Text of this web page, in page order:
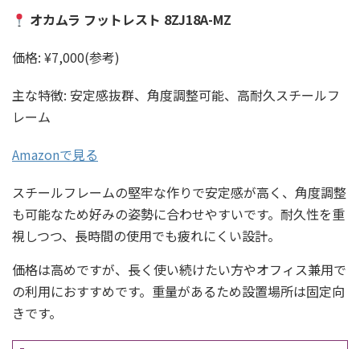
オカムラ フットレスト 8ZJ18A-MZ
価格: ¥7,000(参考)
主な特徴: 安定感抜群、角度調整可能、高耐久スチールフ
レーム
Amazonで見る
スチールフレームの堅牢な作りで安定感が高く、角度調整
も可能なため好みの姿勢に合わせやすいです。耐久性を重
視しつつ、長時間の使用でも疲れにくい設計。
価格は高めですが、長く使い続けたい方やオフィス兼用で
の利用におすすめです。重量があるため設置場所は固定向
きです。